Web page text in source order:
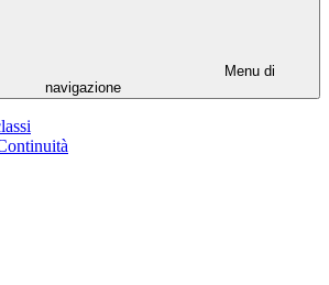
Menu di
navigazione